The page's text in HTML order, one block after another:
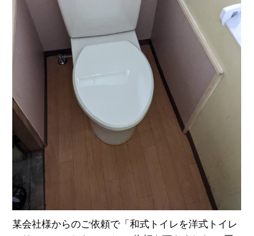
某会社様からのご依頼で「和式トイレを洋式トイレ